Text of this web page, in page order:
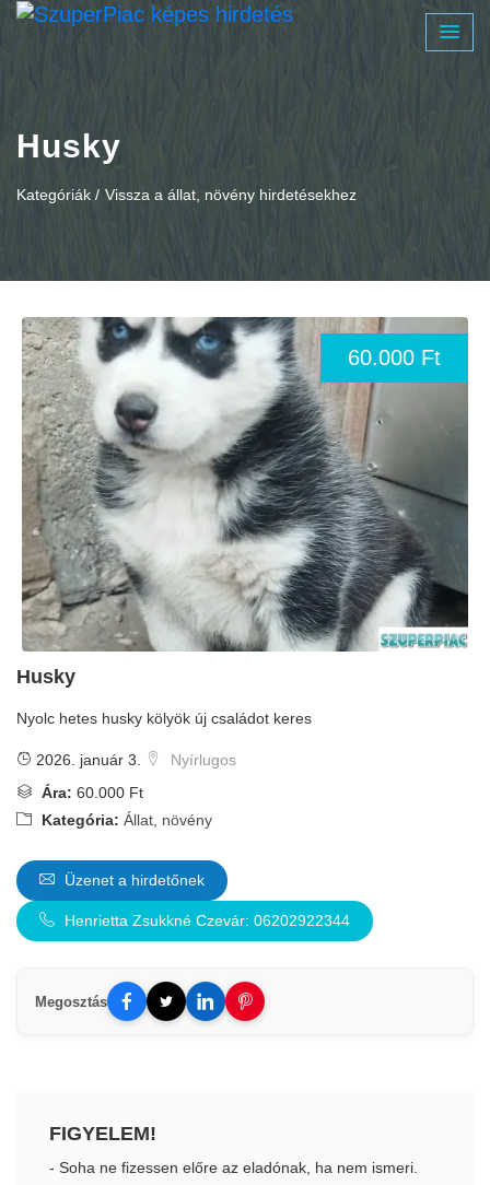
Husky
Kategóriák / Vissza a állat, növény hirdetésekhez
60.000 Ft
Husky
Nyolc hetes husky kölyök új családot keres
2026. január 3.
Nyírlugos
Ára: 60.000 Ft
Kategória: Állat, növény
Üzenet a hirdetőnek
Henrietta Zsukkné Czevár: 06202922344
Megosztás
FIGYELEM!
- Soha ne fizessen előre az eladónak, ha nem ismeri.